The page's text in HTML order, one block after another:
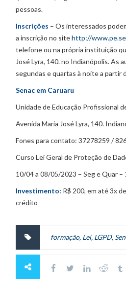
pessoas.
Inscrições – Os interessados
a inscrição no sitehttp://
telefone ou na própria instituição
José Lyra, 140. no Indianópolis. As
segundas e quartas à noite a partir
Senac em Caruaru
Unidade de Educação Profissional
Avenida Maria José Lyra, 140.
Fones para contato: 37278259 /
Curso Lei Geral de Proteção de
10/04 a 08/05/2023 – Seg e Quar –
Investimento: R$ 200, em até 3x
crédito
formação, Lei, LGPD,